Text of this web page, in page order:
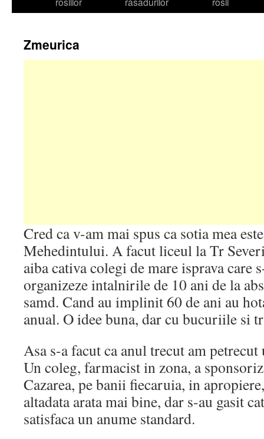
Zmeurica
Cred ca v-am mai spus ca sotia mea
Mehedintului. A facut liceul la Tr
aiba cativa colegi de mare isprava care
organizeze intalnirile de 10 ani de la
samd. Cand au implinit 60 de ani au
anual. O idee buna, dar cu bucuriile si
Asa s-a facut ca anul trecut am petrecut
Un coleg, farmacist in zona, a
Cazarea, pe banii fiecaruia, in
altadata arata mai bine, dar s-au gasit
satisfaca un anume standard.